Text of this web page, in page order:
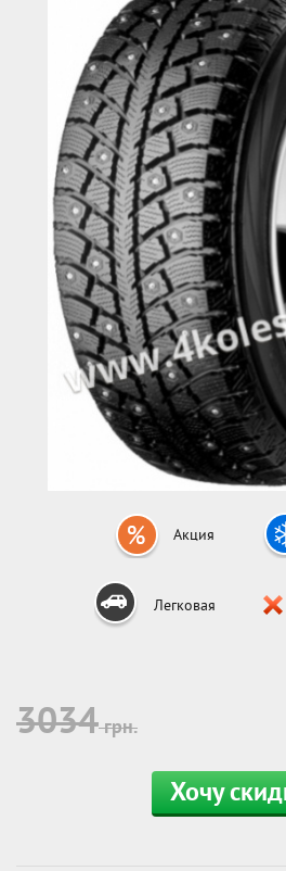
Акция
Легковая
3034 грн.
Хочу